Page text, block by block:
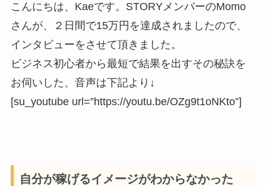
こんにちは、Kaeです。STORYメンバーのMomo
さんが、２日間で15万円を達成されましたので、
インタビューをさせて頂きました。
ビジネス初心者から最短で結果を出すその秘訣を
お伺いした、音声は下記より↓
[su_youtube url=”https://youtu.be/OZg9t1oNKto”]
自分が稼げるイメージがわからなかった